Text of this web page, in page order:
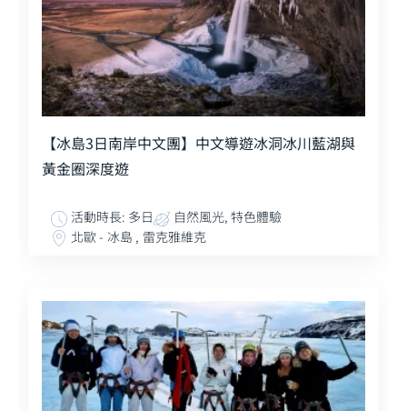
【冰島3日南岸中文團】中文導遊冰洞冰川藍湖與
黃金圈深度遊
活動時長: 多日
自然風光, 特色體驗
北歐 - 冰島 , 雷克雅維克